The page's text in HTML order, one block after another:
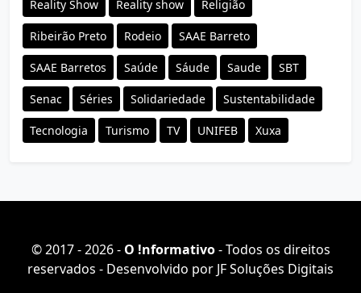
Reality Show Reality show Religião
Ribeirão Preto Rodeio SAAE Barreto
SAAE Barretos Saúde Sáude Saude SBT
Senac Séries Solidariedade Sustentabilidade
Tecnologia Turismo TV UNIFEB Xuxa
© 2017 - 2026 - O ǃnformativo- Todos os direitos
reservados - Desenvolvido por JF Soluções Digitais